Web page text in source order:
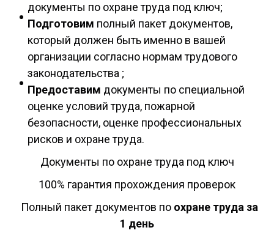
документы по охране труда под ключ;
Подготовим полный пакет документов,
который должен быть именно в вашей
организации согласно нормам трудового
законодательства ;
Предоставим документы по специальной
оценке условий труда, пожарной
безопасности, оценке профессиональных
рисков и охране труда.
Документы по охране труда под ключ
100% гарантия прохождения проверок
Полный пакет документов по охране труда за
1 день